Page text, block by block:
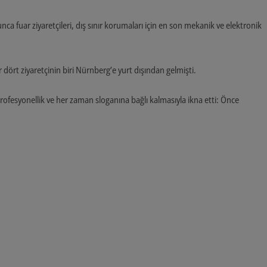
fuar ziyaretçileri, dış sınır korumaları için en son mekanik ve elektronik
dört ziyaretçinin biri Nürnberg’e yurt dışından gelmişti.
ve her zaman sloganına bağlı kalmasıyla ikna etti: Önce